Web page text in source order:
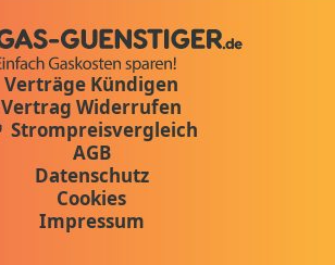
Verträge Kündigen
Vertrag Widerrufen
Strompreisvergleich
AGB
Datenschutz
Cookies
Impressum